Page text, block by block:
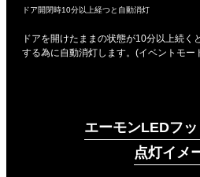
ドア開閉時10分以上経つと自動消灯
ドアを開けたままの状態が10分以上続く
する為に自動消灯します。(イベントモー
エーモンLEDフ
点灯イメ